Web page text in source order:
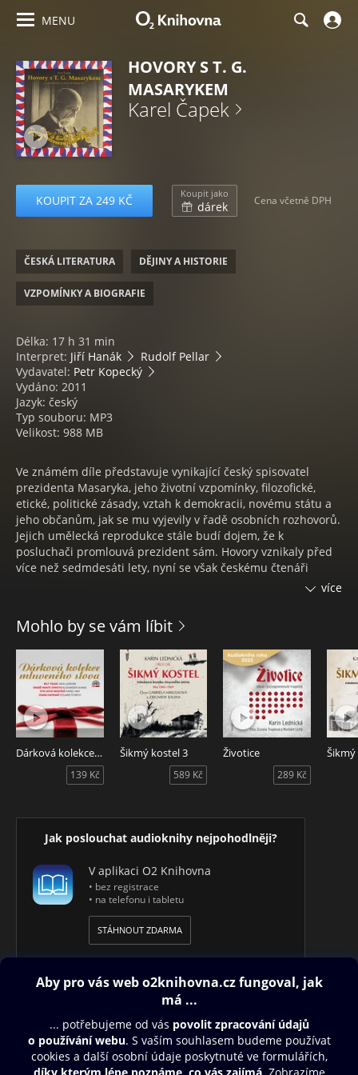
MENU
HOVORY S T. G.
MASARYKEM
Karel Čapek
KOUPIT ZA 249 KČ Koupit jako
dárek Cena včetně DPH
ČESKÁ LITERATURA DĚJINY A HISTORIE
VZPOMÍNKY A BIOGRAFIE
Délka: 17 h 31 min
Interpret: Jiří Hanák
Rudolf Pellar
Vydavatel: Petr Kopecký
Vydáno: 2011
Jazyk: český
Typ souboru: MP3
Velikost: 988 MB
Ve známém díle představuje vynikající český spisovatel
prezidenta Masaryka, jeho životní vzpomínky, filozofické,
etické, politické zásady, vztah k demokracii, novému státu a
jeho občanům, jak se mu vyjevily v řadě osobních rozhovorů.
Jejich umělecká reprodukce stále budí dojem, že k
posluchači promlouvá prezident sám. Hovory vznikaly před
více než sedmdesáti lety, nyní se však českému čtenáři
vzpomínky T. G. Masaryka, zaznamenané Karlem Čapkem a
předčítané Rudolfem Pellarem a Jiřím Hanákem.
více
Mohlo by se vám líbit
Dárková kolekce mluveného slova
139 Kč
Šikmý kostel 3
589 Kč
Životice
289 Kč
Jak poslouchat audioknihy nejpohodlněji?
V aplikaci O2 Knihovna
• bez registrace
• na telefonu i tabletu
STÁHNOUT ZDARMA
Obsah ke stažení
Moje O2 Knihovna